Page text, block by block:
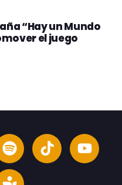
“Hay un Mundo
el juego